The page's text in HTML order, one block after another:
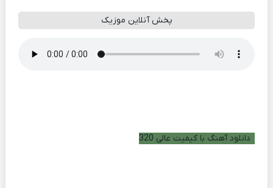
پخش آنلاین موزیک
دانلود آهنگ با کیفیت عالی 320